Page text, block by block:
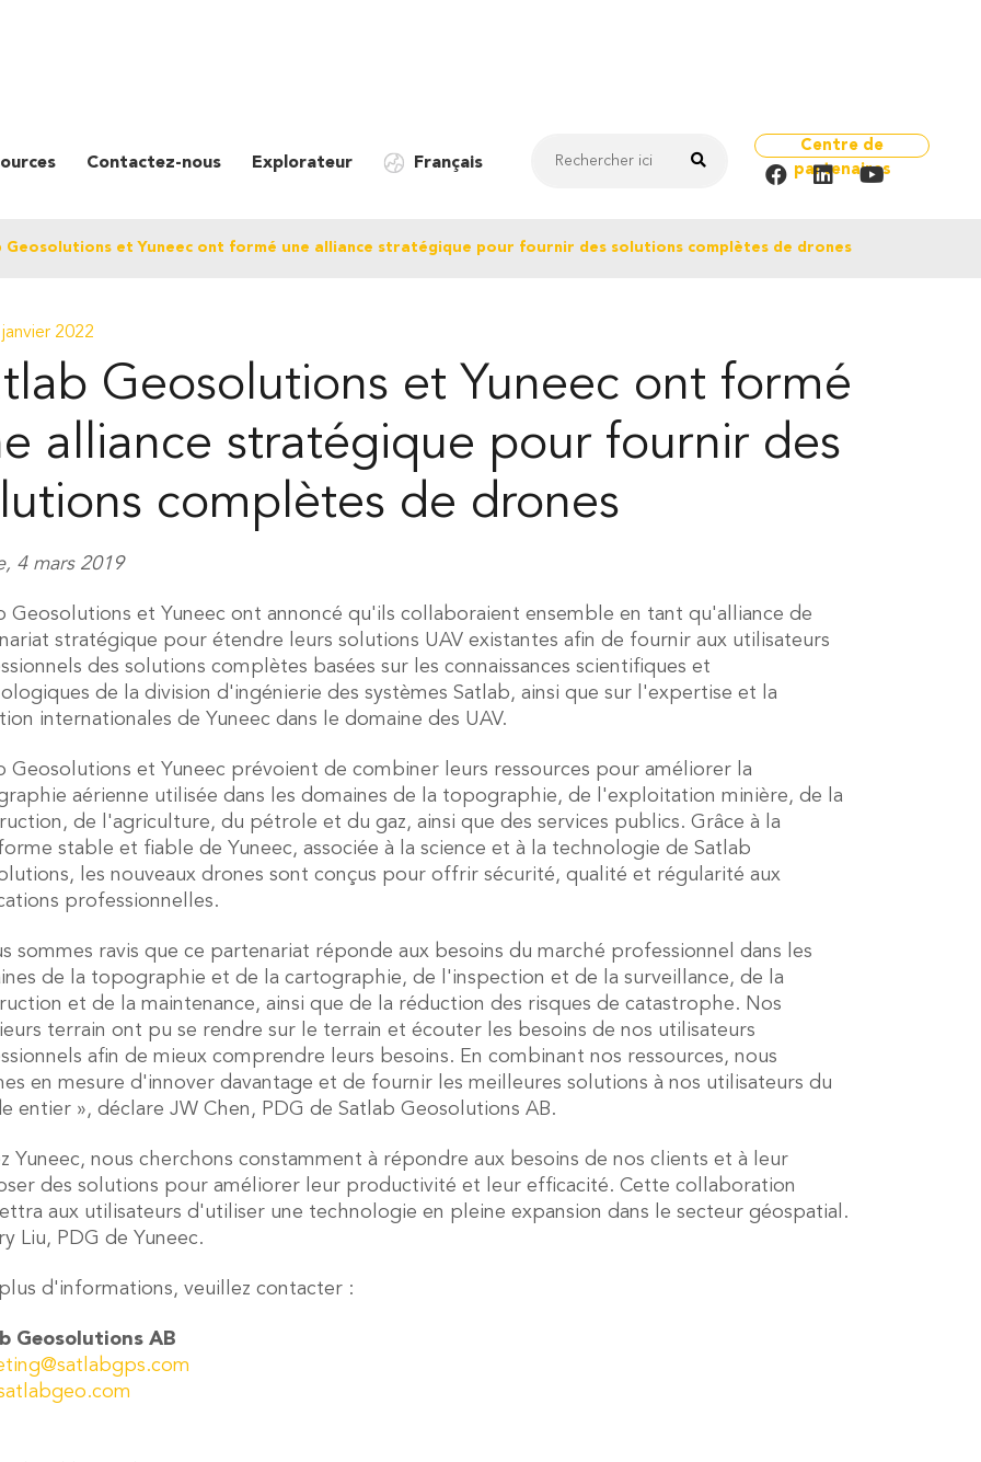
Centre de
partenaires
Contactez-nous Explorateur Français
Geosolutions et Yuneec ont formé une alliance stratégique pour fournir des solutions complètes de drones
2022
Geosolutions et Yuneec ont formé
alliance stratégique pour fournir des
complètes de drones
4 mars 2019
Geosolutions et Yuneec ont annoncé qu'ils collaboraient ensemble en tant qu'alliance de
stratégique pour étendre leurs solutions UAV existantes afin de fournir aux utilisateurs
des solutions complètes basées sur les connaissances scientifiques et
de la division d'ingénierie des systèmes Satlab, ainsi que sur l'expertise et la
internationales de Yuneec dans le domaine des UAV.
Geosolutions et Yuneec prévoient de combiner leurs ressources pour améliorer la
aérienne utilisée dans les domaines de la topographie, de l'exploitation minière, de la
de l'agriculture, du pétrole et du gaz, ainsi que des services publics. Grâce à la
stable et fiable de Yuneec, associée à la science et à la technologie de Satlab
les nouveaux drones sont conçus pour offrir sécurité, qualité et régularité aux
professionnelles.
sommes ravis que ce partenariat réponde aux besoins du marché professionnel dans les
de la topographie et de la cartographie, de l'inspection et de la surveillance, de la
et de la maintenance, ainsi que de la réduction des risques de catastrophe. Nos
terrain ont pu se rendre sur le terrain et écouter les besoins de nos utilisateurs
afin de mieux comprendre leurs besoins. En combinant nos ressources, nous
en mesure d'innover davantage et de fournir les meilleures solutions à nos utilisateurs du
entier », déclare JW Chen, PDG de Satlab Geosolutions AB.
Yuneec, nous cherchons constamment à répondre aux besoins de nos clients et à leur
des solutions pour améliorer leur productivité et leur efficacité. Cette collaboration
aux utilisateurs d'utiliser une technologie en pleine expansion dans le secteur géospatial.
Liu, PDG de Yuneec.
d'informations, veuillez contacter :
Geosolutions AB